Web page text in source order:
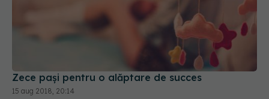
Zece pași pentru o alăptare de succes
15 aug 2018, 20:14